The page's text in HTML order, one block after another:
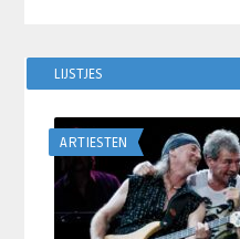
LIJSTJES
ARTIESTEN